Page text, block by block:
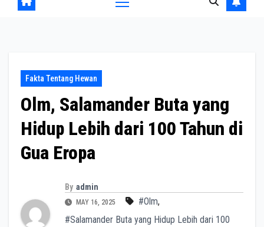
Fakta Tentang Hewan
Olm, Salamander Buta yang
Hidup Lebih dari 100 Tahun di
Gua Eropa
By admin
MAY 16, 2025 #Olm,
#Salamander Buta yang Hidup Lebih dari 100